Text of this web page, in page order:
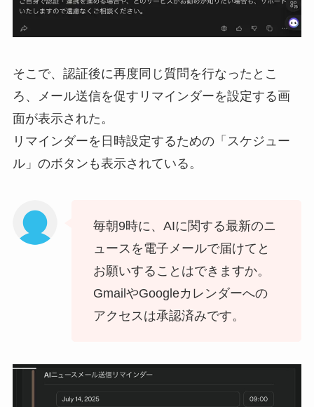
そこで、認証後に再度同じ質問を行なったとこ
ろ、メール送信を促すリマインダーを設定する画
面が表示された。
リマインダーを日時設定するための「スケジュー
ル」のボタンも表示されている。
毎朝9時に、AIに関する最新のニ
ュースを電子メールで届けてと
お願いすることはできますか。
GmailやGoogleカレンダーへの
アクセスは承認済みです。